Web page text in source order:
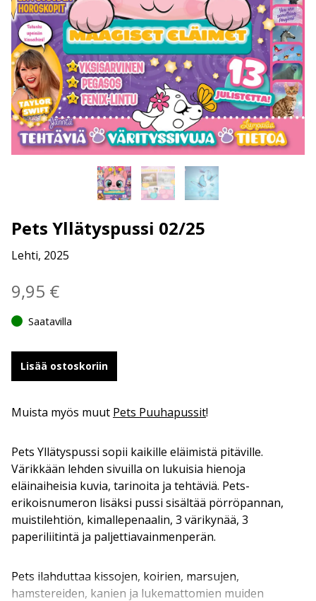
Pets Yllätyspussi 02/25
Lehti, 2025
9,95 €
Saatavilla
Lisää ostoskoriin
Muista myös muut Pets Puuhapussit!
Pets Yllätyspussi sopii kaikille eläimistä pitäville.
Värikkään lehden sivuilla on lukuisia hienoja
eläinaiheisia kuvia, tarinoita ja tehtäviä. Pets-
erikoisnumeron lisäksi pussi sisältää pörröpannan,
muistilehtiön, kimallepenaalin, 3 värikynää, 3
paperiliitintä ja paljettiavainmenperän.
Pets ilahduttaa kissojen, koirien, marsujen,
hamstereiden, kanien ja lukemattomien muiden